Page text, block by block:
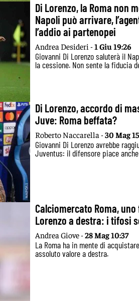
Di Lorenzo, la Roma non
Napoli può arrivare,
l’addio ai partenopei
Andrea Desideri -1 Giu 19:26
Giovanni Di Lorenzo saluterà il
la cessione. Non sente la fiducia
Di Lorenzo, accordo di
Juve: Roma beffata?
Roberto Naccarella -30 Mag
Giovanni Di Lorenzo avrebbe
Juventus: il difensore piace
Calciomercato Roma, uno
Lorenzo a destra: i tifosi
Andrea Giove -28 Mag 10:37
La Roma ha in mente di
assoluto valore a destra.